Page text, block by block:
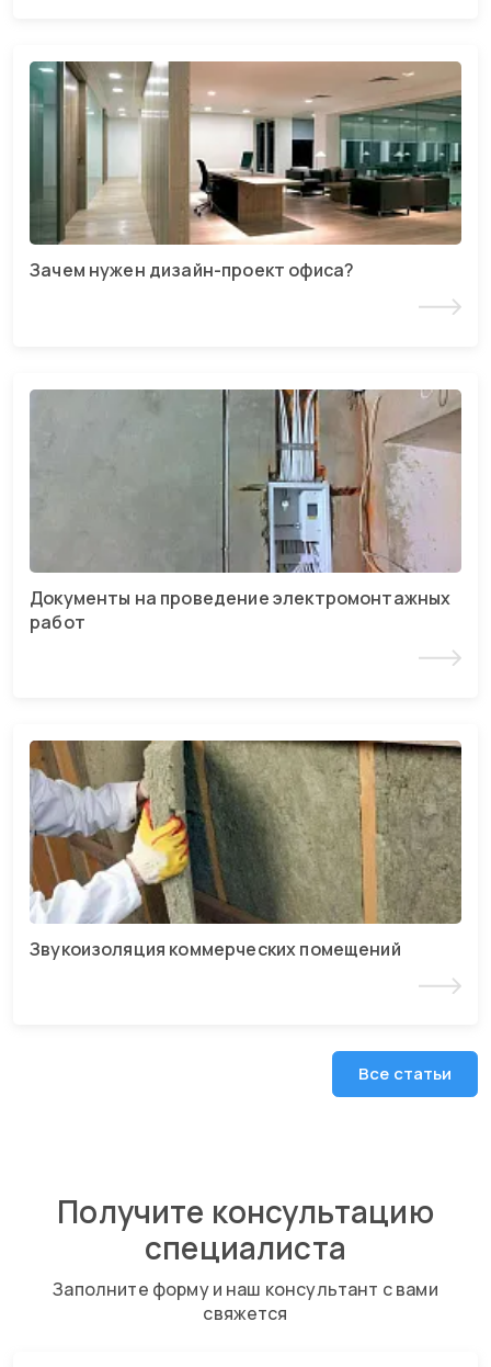
Зачем нужен дизайн-проект офиса?
Документы на проведение электромонтажных
работ
Звукоизоляция коммерческих помещений
Все статьи
Получите консультацию
специалиста
Заполните форму и наш консультант с вами
свяжется